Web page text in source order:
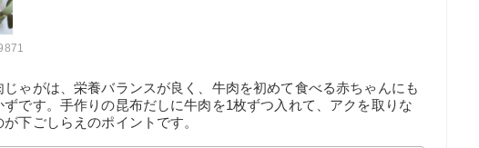
ゃがは、栄養バランスが良く、牛肉を初めて食べる赤ちゃんにも
です。手作りの昆布だしに牛肉を1枚ずつ入れて、アクを取りな
下ごしらえのポイントです。